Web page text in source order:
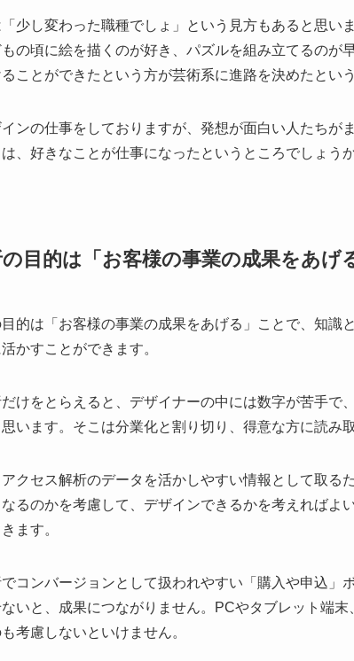
少し変わった職種でしょ」という見方もあると思い
の頃に絵を描くのが好き、パズルを組み立てるのが
ことができたという方が芸術系に進路を決めたとい
ンの仕事をしておりますが、発想が面白い人たちが
、好きなことが仕事になったというところでしょうか
目的は「お客様の事業の成果をあげ
的は「お客様の事業の成果をあげる」ことで、知識
かすことができます。
けをとらえると、デザイナーの中には数字が苦手で
います。そこは分業化と割り切り、得意な方に読み
クセス解析のデータを活かしやすい情報として取る
るのかを考慮して、デザインできるかを考えればよ
ます。
コンバージョンとして扱われやすい「購入や申込」
いと、成果につながりません。PCやタブレット端
考慮しないといけません。